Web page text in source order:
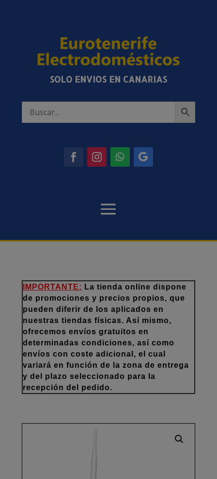
SOLO ENVIOS EN CANARIAS
IMPORTANTE: La tienda online dispone
de promociones y precios propios, que
pueden diferir de los aplicados en
nuestras tiendas físicas. Así mismo,
ofrecemos envíos gratuitos en
determinadas condiciones, así como
envíos con coste adicional, el cual
variará en función de la zona de entrega
y del plazo seleccionado para la
recepción del pedido.